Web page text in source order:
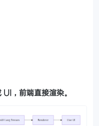
，前端直接渲染。